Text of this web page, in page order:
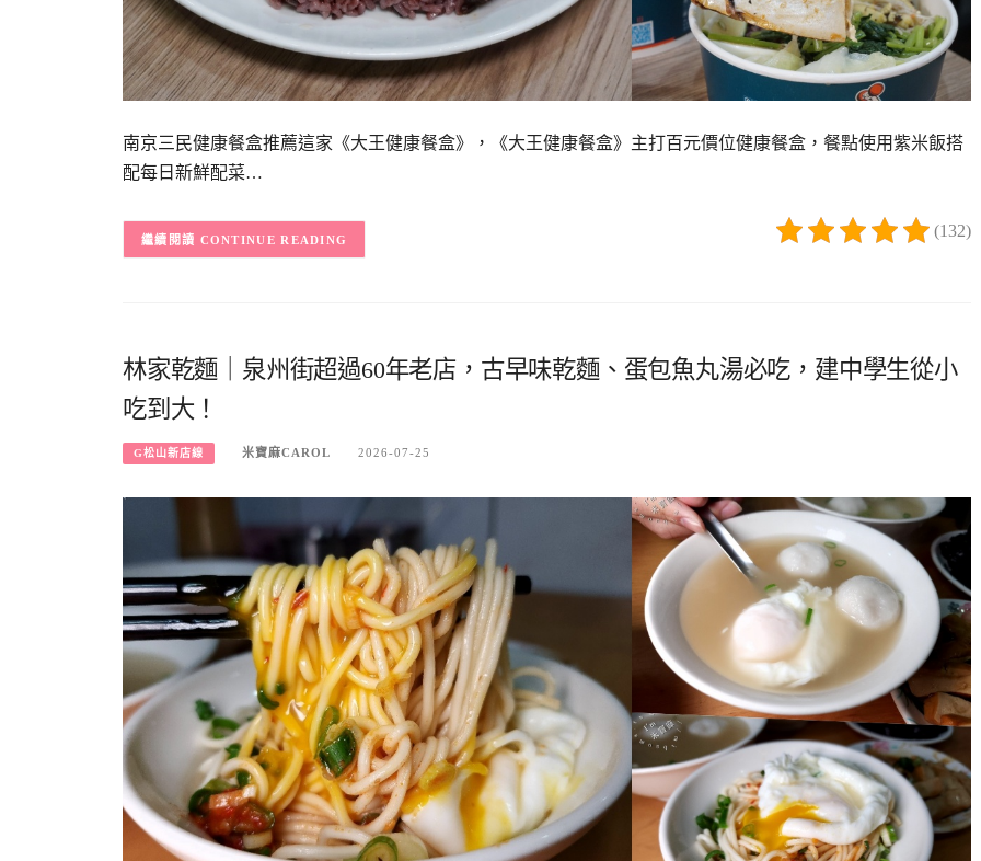
南京三民健康餐盒推薦這家《大王健康餐盒》，《大王健康餐盒》主打百元價位健康餐盒，餐點使用紫米飯搭
配每日新鮮配菜…
(132)
CONTINUE READING
林家乾麵｜泉州街超過60年老店，古早味乾麵、蛋包魚丸湯必吃，建中學生從小
吃到大！
G松山新店線 米寶麻CAROL 2026-07-25